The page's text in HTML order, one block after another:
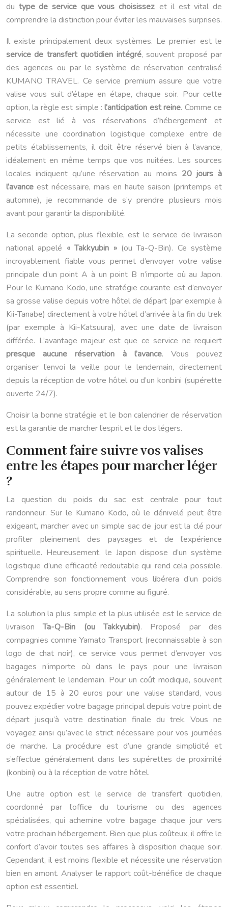
du type de service que vous choisissez, et il est vital de
comprendre la distinction pour éviter les mauvaises surprises.
Il existe principalement deux systèmes. Le premier est le
service de transfert quotidien intégré, souvent proposé par
des agences ou par le système de réservation centralisé
KUMANO TRAVEL. Ce service premium assure que votre
valise vous suit d’étape en étape, chaque soir. Pour cette
option, la règle est simple :l’anticipation est reine. Comme ce
service est lié à vos réservations d’hébergement et
nécessite une coordination logistique complexe entre de
petits établissements, il doit être réservé bien à l’avance,
idéalement en même temps que vos nuitées. Les sources
locales indiquent qu’une réservation au moins 20 jours à
l’avance est nécessaire, mais en haute saison (printemps et
automne), je recommande de s’y prendre plusieurs mois
avant pour garantir la disponibilité.
La seconde option, plus flexible, est le service de livraison
national appelé « Takkyubin »(ou Ta-Q-Bin). Ce système
incroyablement fiable vous permet d’envoyer votre valise
principale d’un point A à un point B n’importe où au Japon.
Pour le Kumano Kodo, une stratégie courante est d’envoyer
sa grosse valise depuis votre hôtel de départ (par exemple à
Kii-Tanabe) directement à votre hôtel d’arrivée à la fin du trek
(par exemple à Kii-Katsuura), avec une date de livraison
différée. L’avantage majeur est que ce service ne requiert
presque aucune réservation à l’avance. Vous pouvez
organiser l’envoi la veille pour le lendemain, directement
depuis la réception de votre hôtel ou d’un konbini (supérette
ouverte 24/7).
Choisir la bonne stratégie et le bon calendrier de réservation
est la garantie de marcher l’esprit et le dos légers.
Comment faire suivre vos valises
entre les étapes pour marcher léger
?
La question du poids du sac est centrale pour tout
randonneur. Sur le Kumano Kodo, où le dénivelé peut être
exigeant, marcher avec un simple sac de jour est la clé pour
profiter pleinement des paysages et de l’expérience
spirituelle. Heureusement, le Japon dispose d’un système
logistique d’une efficacité redoutable qui rend cela possible.
Comprendre son fonctionnement vous libérera d’un poids
considérable, au sens propre comme au figuré.
La solution la plus simple et la plus utilisée est le service de
livraisonTa-Q-Bin (ou Takkyubin). Proposé par des
compagnies comme Yamato Transport (reconnaissable à son
logo de chat noir), ce service vous permet d’envoyer vos
bagages n’importe où dans le pays pour une livraison
généralement le lendemain. Pour un coût modique, souvent
autour de 15 à 20 euros pour une valise standard, vous
pouvez expédier votre bagage principal depuis votre point de
départ jusqu’à votre destination finale du trek. Vous ne
voyagez ainsi qu’avec le strict nécessaire pour vos journées
de marche. La procédure est d’une grande simplicité et
s’effectue généralement dans les supérettes de proximité
(konbini) ou à la réception de votre hôtel.
Une autre option est le service de transfert quotidien,
coordonné par l’office du tourisme ou des agences
spécialisées, qui achemine votre bagage chaque jour vers
votre prochain hébergement. Bien que plus coûteux, il offre le
confort d’avoir toutes ses affaires à disposition chaque soir.
Cependant, il est moins flexible et nécessite une réservation
bien en amont. Analyser le rapport coût-bénéfice de chaque
option est essentiel.